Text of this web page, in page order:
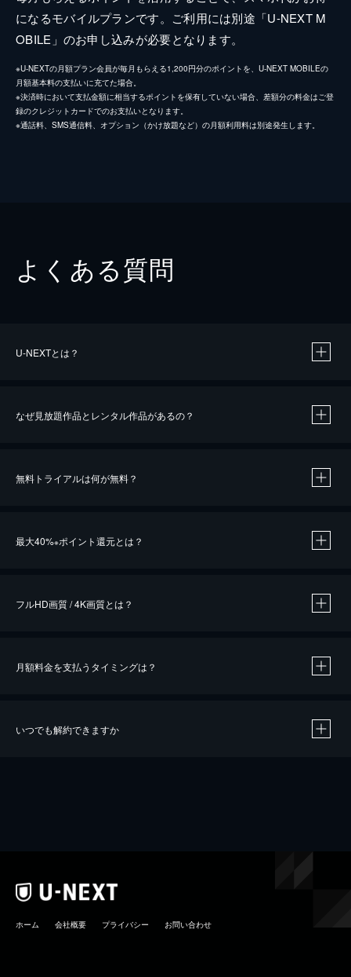
になるモバイルプランです。ご利用には別途「U-NEXT M
OBILE」のお申し込みが必要となります。
※U-NEXTの月額プラン会員が毎月もらえる1,200円分のポイントを、U-NEXT MOBILEの
月額基本料の支払いに充てた場合。
※決済時において支払金額に相当するポイントを保有していない場合、差額分の料金はご登
録のクレジットカードでのお支払いとなります。
※通話料、SMS通信料、オプション（かけ放題など）の月額利用料は別途発生します。
よくある質問
U-NEXTとは？
なぜ見放題作品とレンタル作品があるの？
無料トライアルは何が無料？
最大40%※ポイント還元とは？
※40％ポイント還元の対象は、クレジットカード決済による作品の購入 / レンタルです。
フルHD画質 / 4K画質とは？
月額料金を支払うタイミングは？
いつでも解約できますか
ホーム 会社概要 プライバシー お問い合わせ